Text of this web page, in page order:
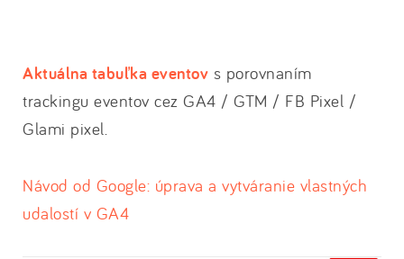
Aktuálna tabuľka eventov s porovnaním
trackingu eventov cez GA4 / GTM / FB Pixel /
Glami pixel.
Návod od Google: úprava a vytváranie vlastných
udalostí v GA4